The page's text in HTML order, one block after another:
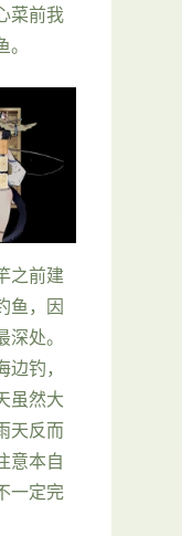
菜前我
之前建
鱼，因
处。
钓，
虽然大
天反而
意本自
一定完